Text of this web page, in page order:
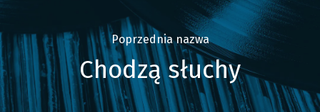
Poprzednia nazwa
Chodzą słuchy